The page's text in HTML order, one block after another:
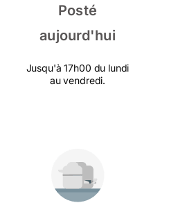
Posté
aujourd'hui
Jusqu'à 17h00 du lundi
au vendredi.